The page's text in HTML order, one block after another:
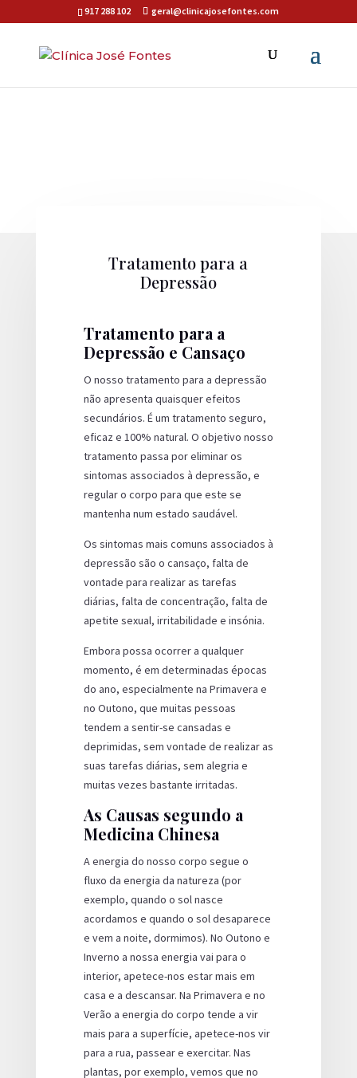
917 288 102 geral@clinicajosefontes.com
Tratamento para a
Depressão
Tratamento para a
Depressão e Cansaço
O nosso tratamento para a depressão
não apresenta quaisquer efeitos
secundários. É um tratamento seguro,
eficaz e 100% natural. O objetivo nosso
tratamento passa por eliminar os
sintomas associados à depressão, e
regular o corpo para que este se
mantenha num estado saudável.
Os sintomas mais comuns associados à
depressão são o cansaço, falta de
vontade para realizar as tarefas
diárias, falta de concentração, falta de
apetite sexual, irritabilidade e insónia.
Embora possa ocorrer a qualquer
momento, é em determinadas épocas
do ano, especialmente na Primavera e
no Outono, que muitas pessoas
tendem a sentir-se cansadas e
deprimidas, sem vontade de realizar as
suas tarefas diárias, sem alegria e
muitas vezes bastante irritadas.
As Causas segundo a
Medicina Chinesa
A energia do nosso corpo segue o
fluxo da energia da natureza (por
exemplo, quando o sol nasce
acordamos e quando o sol desaparece
e vem a noite, dormimos). No Outono e
Inverno a nossa energia vai para o
interior, apetece-nos estar mais em
casa e a descansar. Na Primavera e no
Verão a energia do corpo tende a vir
mais para a superfície, apetece-nos vir
para a rua, passear e exercitar. Nas
plantas, por exemplo, vemos que no